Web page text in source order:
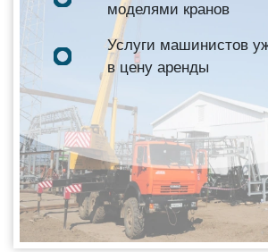
моделями кранов
Услуги машинистов
в цену аренды